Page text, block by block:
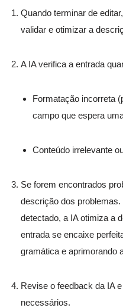
Quando terminar de
validar e otimizar a
A IA verifica a entrada
Formatação incorreta
campo que espera
Conteúdo irrelevante
Se forem encontrados
descrição dos
detectado, a IA otimiza a
entrada se encaixe
gramática e aprimorando
Revise o feedback da IA
necessários.